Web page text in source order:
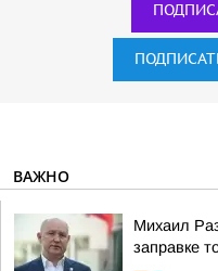
ВАЖНО
Михаил
заправке